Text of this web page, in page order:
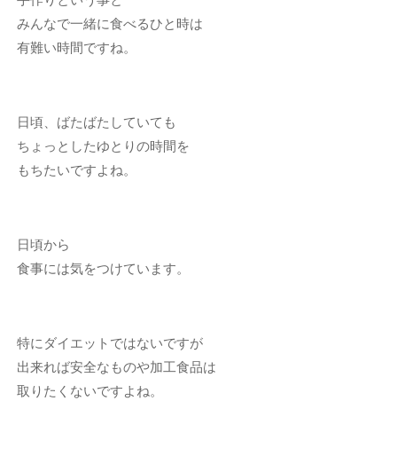
みんなで一緒に食べるひと時は
有難い時間ですね。
日頃、ばたばたしていても
ちょっとしたゆとりの時間を
もちたいですよね。
日頃から
食事には気をつけています。
特にダイエットではないですが
出来れば安全なものや加工食品は
取りたくないですよね。